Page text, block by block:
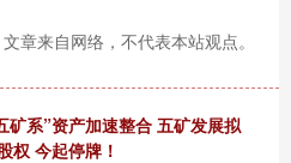
章来自网络，不代表本站观点。
矿系”资产加速整合 五矿发展拟
权 今起停牌！